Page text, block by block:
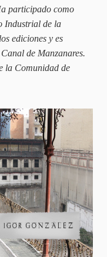
participado como
Industrial de la
ediciones y es
de Manzanares.
la Comunidad de